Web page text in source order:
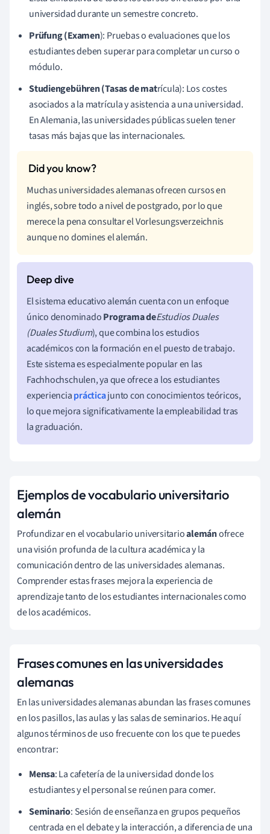
universidad durante un semestre concreto.
Prüfung (Examen): Pruebas o evaluaciones que los
estudiantes deben superar para completar un curso o
módulo.
Studiengebühren (Tasas de matrícula): Los costes
asociados a la matrícula y asistencia a una universidad.
En Alemania, las universidades públicas suelen tener
tasas más bajas que las internacionales.
Muchas universidades alemanas ofrecen cursos en
inglés, sobre todo a nivel de postgrado, por lo que
merece la pena consultar el Vorlesungsverzeichnis
aunque no domines el alemán.
El sistema educativo alemán cuenta con un enfoque
único denominadoPrograma deEstudios Duales
(Duales Studium), que combina los estudios
académicos con la formación en el puesto de trabajo.
Este sistema es especialmente popular en las
Fachhochschulen, ya que ofrece a los estudiantes
experienciaprácticajunto con conocimientos teóricos,
lo que mejora significativamente la empleabilidad tras
la graduación.
Ejemplos de vocabulario universitario
alemán
Profundizar en el vocabulario universitarioalemánofrece
una visión profunda de la cultura académica y la
comunicación dentro de las universidades alemanas.
Comprender estas frases mejora la experiencia de
aprendizaje tanto de los estudiantes internacionales como
de los académicos.
Frases comunes en las universidades
alemanas
En las universidades alemanas abundan las frases comunes
en los pasillos, las aulas y las salas de seminarios. He aquí
algunos términos de uso frecuente con los que te puedes
encontrar:
Mensa: La cafetería de la universidad donde los
estudiantes y el personal se reúnen para comer.
Seminario: Sesión de enseñanza en grupos pequeños
centrada en el debate y la interacción, a diferencia de una